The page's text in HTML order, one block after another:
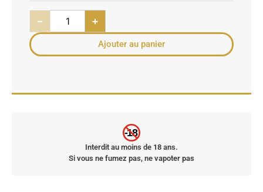
− +
Ajouter au panier
-18
Interdit au moins de 18 ans.
Si vous ne fumez pas, ne vapoter pas